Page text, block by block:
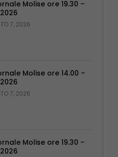
Molise ore 19.30 –
7, 2026
Molise ore 14.00 –
7, 2026
Molise ore 19.30 –